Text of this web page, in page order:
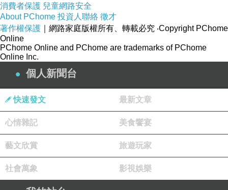
消費者保護 兒童網路安全
About PChome 投資人聯絡 徵才
著作權保護 ｜網路家庭版權所有、轉載必究 ‧Copyright PChome
Online
PChome Online and PChome are trademarks of PChome
Online Inc.
個人新聞台
快速發文 最新文章
心情雜記 美食饗宴
藝文欣賞 旅遊玩家
社會萬象 影視娛樂